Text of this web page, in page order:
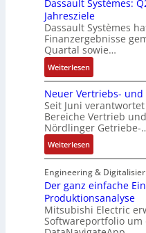
n
l
a
g
e
n
b
a
u
:
P
o
s
i
t
i
K
i
t
E
n
c
d
e
r
t
r
i
a
n
g
u
a
t
o
k
g
r
a
t
d
e
r
F
a
b
r
k
o
s
e
S
y
s
t
e
m
t
e
c
h
n
i
k
-
G
Dassault Systèmes:
Jahresziele
Dassault Systèmes
Finanzergebnisse
Quartal sowie…
Weiterlesen:
D
a
s
s
a
u
l
t
S
y
s
t
Neuer Vertriebs-
Seit Juni
Bereiche Vertrieb
Nördlinger Getriebe-
Weiterlesen:
N
e
u
e
r
V
Engineering &
Der ganz einfache
Produktionsanalyse
Mitsubishi Electric
Softwareportfolio